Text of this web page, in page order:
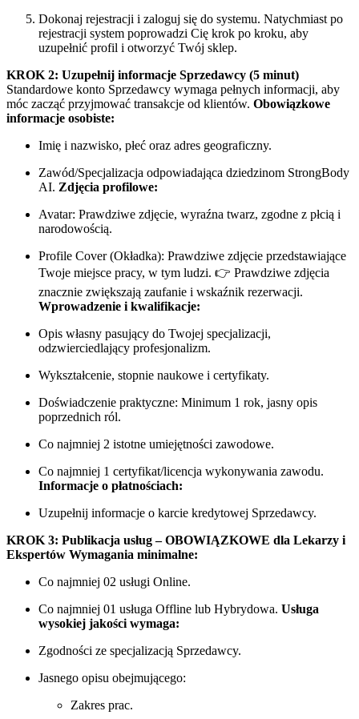
Dokonaj rejestracji i zaloguj się do systemu. Natychmiast po
rejestracji system poprowadzi Cię krok po kroku, aby
uzupełnić profil i otworzyć Twój sklep.
KROK 2: Uzupełnij informacje Sprzedawcy (5 minut)
Standardowe konto Sprzedawcy wymaga pełnych informacji, aby
móc zacząć przyjmować transakcje od klientów. Obowiązkowe
informacje osobiste:
Imię i nazwisko, płeć oraz adres geograficzny.
Zawód/Specjalizacja odpowiadająca dziedzinom StrongBody
AI. Zdjęcia profilowe:
Avatar: Prawdziwe zdjęcie, wyraźna twarz, zgodne z płcią i
narodowością.
Profile Cover (Okładka): Prawdziwe zdjęcie przedstawiające
Twoje miejsce pracy, w tym ludzi. 👉 Prawdziwe zdjęcia
znacznie zwiększają zaufanie i wskaźnik rezerwacji.
Wprowadzenie i kwalifikacje:
Opis własny pasujący do Twojej specjalizacji,
odzwierciedlający profesjonalizm.
Wykształcenie, stopnie naukowe i certyfikaty.
Doświadczenie praktyczne: Minimum 1 rok, jasny opis
poprzednich ról.
Co najmniej 2 istotne umiejętności zawodowe.
Co najmniej 1 certyfikat/licencja wykonywania zawodu.
Informacje o płatnościach:
Uzupełnij informacje o karcie kredytowej Sprzedawcy.
KROK 3: Publikacja usług – OBOWIĄZKOWE dla Lekarzy i
Ekspertów Wymagania minimalne:
Co najmniej 02 usługi Online.
Co najmniej 01 usługa Offline lub Hybrydowa. Usługa
wysokiej jakości wymaga:
Zgodności ze specjalizacją Sprzedawcy.
Jasnego opisu obejmującego:
Zakres prac.